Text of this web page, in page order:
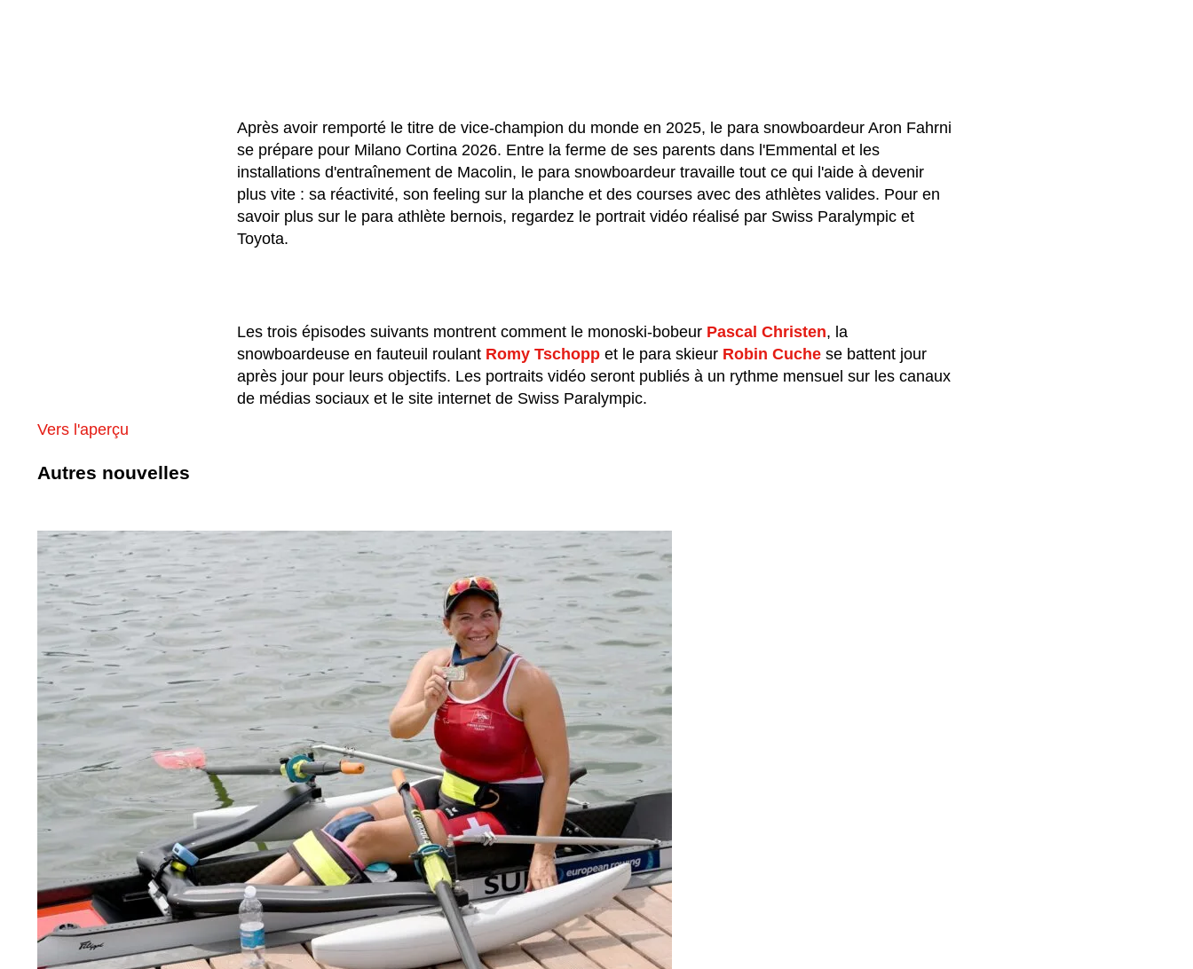
Après avoir remporté le titre de vice-champion du monde en 2025, le para snowboardeur Aron Fahrni
se prépare pour Milano Cortina 2026. Entre la ferme de ses parents dans l'Emmental et les
installations d'entraînement de Macolin, le para snowboardeur travaille tout ce qui l'aide à devenir
plus vite : sa réactivité, son feeling sur la planche et des courses avec des athlètes valides. Pour en
savoir plus sur le para athlète bernois, regardez le portrait vidéo réalisé par Swiss Paralympic et
Toyota.
Les trois épisodes suivants montrent comment le monoski-bobeur Pascal Christen, la
snowboardeuse en fauteuil roulant Romy Tschopp et le para skieur Robin Cuche se battent jour
après jour pour leurs objectifs. Les portraits vidéo seront publiés à un rythme mensuel sur les canaux
de médias sociaux et le site internet de Swiss Paralympic.
Vers l'aperçu
Autres nouvelles